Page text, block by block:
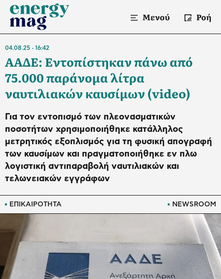
Μενού Ροή
ΕΠΙΚΑΙΡΟΤΗΤΑ NEWSROOM
04.08.25 16:42
ΑΑΔΕ: Εντοπίστηκαν πάνω από
75.000 παράνομα λίτρα
ναυτιλιακών καυσίμων (video)
Για τον εντοπισμό των πλεονασματικών
ποσοτήτων χρησιμοποιήθηκε κατάλληλος
μετρητικός εξοπλισμός για τη φυσική απογραφή
των καυσίμων και πραγματοποιήθηκε εν πλω
λογιστική αντιπαραβολή ναυτιλιακών και
τελωνειακών εγγράφων